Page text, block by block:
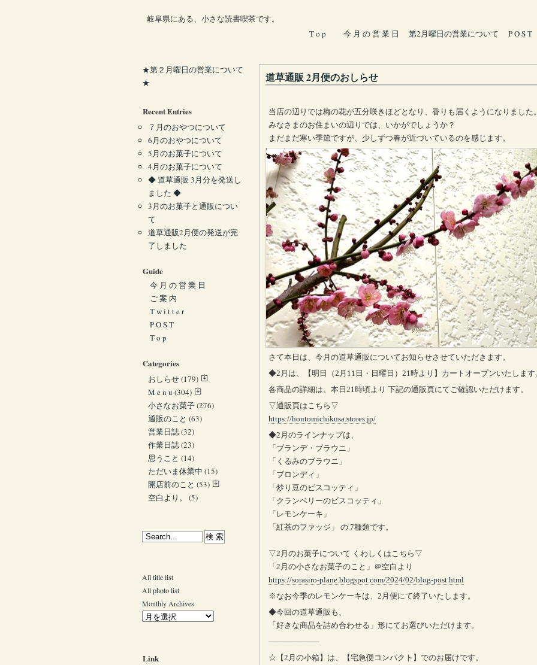
岐阜県にある、小さな読書喫茶です。
T o p
今 月 の 営 業 日 第2月曜日の営業について P O S T
道草通販 2月便のおしらせ
当店の辺りでは梅の花が五分咲きほどとなり、香りも届くようになりました
みなさまのお住まいの辺りでは、いかがでしょうか？
まだまだ寒い季節ですが、少しずつ春が近づいているのを感じます。
さて本日は、今月の道草通販についてお知らせさせていただきます。
◆2月は、【明日（2月11日・日曜日）21時より】カートオープンいたします
各商品の詳細は、本日21時頃より 下記の通販頁にてご確認いただけます。
▽通販頁はこちら▽
https://hontomichikusa.stores.jp/
◆2月のラインナップは、
「ブランデ・ブラウニ」
「くるみのブラウニ」
「ブロンディ」
「炒り豆のビスコッティ」
「クランベリーのビスコッティ」
「レモンケーキ」
「紅茶のファッジ」 の 7種類です。
▽2月のお菓子について くわしくはこちら▽
「2月の小さなお菓子のこと」＠空白より
https://sorasiro-plane.blogspot.com/2024/02/blog-post.html
※なお今季のレモンケーキは、2月便にて終了いたします。
◆今回の道草通販も、
「好きな商品を詰め合わせる」形にてお選びいただけます。
——————–
☆【2月の小箱】は、【宅急便コンパクト】でのお届けです。
★第２月曜日の営業について
★
Recent Entries
７月のおやつについて
6月のおやつについて
5月のお菓子について
4月のお菓子について
◆ 道草通販 3月分を発送し
ました ◆
3月のお菓子と通販につい
て
道草通販2月便の発送が完
了しました
Guide
今 月 の 営 業 日
ご 案 内
T w i t t e r
P O S T
T o p
Categories
おしらせ(179)
M e n u (304)
小さなお菓子(276)
通販のこと (63)
営業日誌(32)
作業日誌(23)
思うこと (14)
ただいま休業中 (15)
開店前のこと (53)
空白より。
(5)
All title list
All photo list
Monthly Archives
Link